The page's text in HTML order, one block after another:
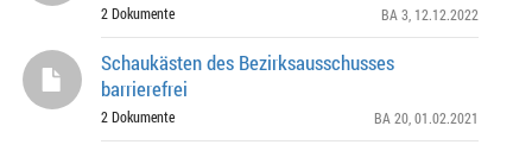
2 Dokumente BA 3 , 12.12.2022
Schaukästen des Bezirksausschusses
barrierefrei
2 Dokumente BA 20 , 01.02.2021